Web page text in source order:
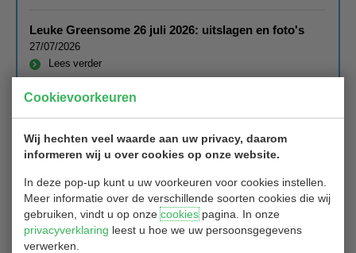
Cookievoorkeuren
Wij hechten veel waarde aan uw privacy, daarom
informeren wij u over cookies op onze website.
In deze pop-up kunt u uw voorkeuren voor cookies instellen.
Meer informatie over de verschillende soorten cookies die wij
gebruiken, vindt u op onzecookiespagina. In onze
privacyverklaring leest u hoe we uw persoonsgegevens
verwerken.
Leuke Greensome 26 juli 2026: uitslagen en foto's
27/07/2026
Lees verder
Foto van de maand juli 2026
16/07/2026
Lees verder
Overlijdensbericht Carol Schotting